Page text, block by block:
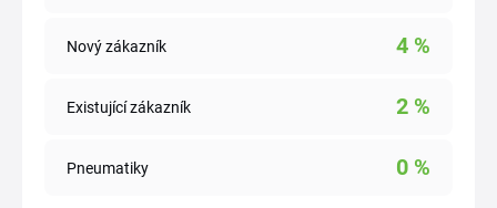
Nový zákazník 4 %
Existující zákazník 2 %
Pneumatiky 0 %